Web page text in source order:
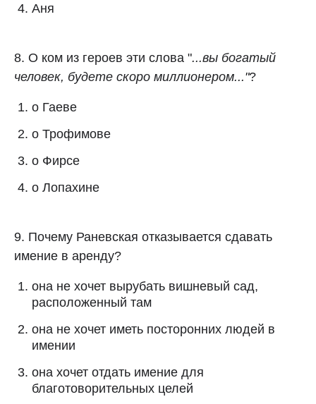
Аня
8. О ком из героев эти слова "...вы богатый
человек, будете скоро миллионером..."?
о Гаеве
о Трофимове
о Фирсе
о Лопахине
9. Почему Раневская отказывается сдавать
имение в аренду?
она не хочет вырубать вишневый сад,
расположенный там
она не хочет иметь посторонних людей в
имении
она хочет отдать имение для
благотоворительных целей